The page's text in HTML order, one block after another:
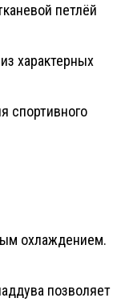
петлёй
характерных
спортивного
охлаждением.
позволяет